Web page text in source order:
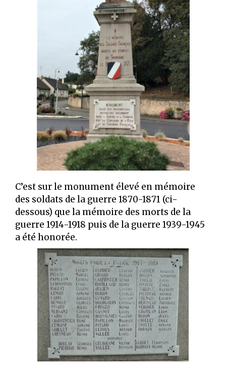
C’est sur le monument élevé en mémoire
des soldats de la guerre 1870-1871 (ci-
dessous) que la mémoire des morts de la
guerre 1914-1918 puis de la guerre 1939-1945
a été honorée.